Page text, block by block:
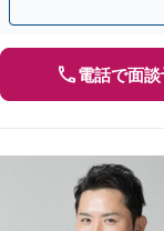
電話で面